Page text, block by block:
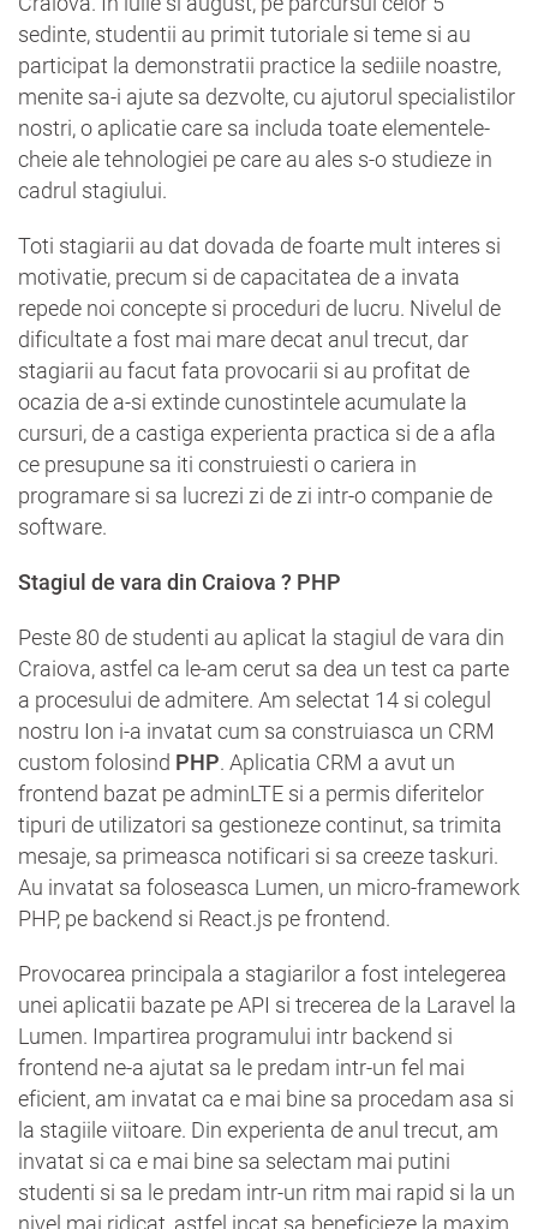
sedinte, studentii au primit tutoriale si teme si au
participat la demonstratii practice la sediile noastre,
menite sa-i ajute sa dezvolte, cu ajutorul specialistilor
nostri, o aplicatie care sa includa toate elementele-
cheie ale tehnologiei pe care au ales s-o studieze in
cadrul stagiului.
Toti stagiarii au dat dovada de foarte mult interes si
motivatie, precum si de capacitatea de a invata
repede noi concepte si proceduri de lucru. Nivelul de
dificultate a fost mai mare decat anul trecut, dar
stagiarii au facut fata provocarii si au profitat de
ocazia de a-si extinde cunostintele acumulate la
cursuri, de a castiga experienta practica si de a afla
ce presupune sa iti construiesti o cariera in
programare si sa lucrezi zi de zi intr-o companie de
software.
Stagiul de vara din Craiova ? PHP
Peste 80 de studenti au aplicat la stagiul de vara din
Craiova, astfel ca le-am cerut sa dea un test ca parte
a procesului de admitere. Am selectat 14 si colegul
nostru Ion i-a invatat cum sa construiasca un CRM
custom folosind PHP. Aplicatia CRM a avut un
frontend bazat pe adminLTE si a permis diferitelor
tipuri de utilizatori sa gestioneze continut, sa trimita
mesaje, sa primeasca notificari si sa creeze taskuri.
Au invatat sa foloseasca Lumen, un micro-framework
PHP, pe backend si React.js pe frontend.
Provocarea principala a stagiarilor a fost intelegerea
unei aplicatii bazate pe API si trecerea de la Laravel la
Lumen. Impartirea programului intr backend si
frontend ne-a ajutat sa le predam intr-un fel mai
eficient, am invatat ca e mai bine sa procedam asa si
la stagiile viitoare. Din experienta de anul trecut, am
invatat si ca e mai bine sa selectam mai putini
studenti si sa le predam intr-un ritm mai rapid si la un
nivel mai ridicat, astfel incat sa beneficieze la maxim